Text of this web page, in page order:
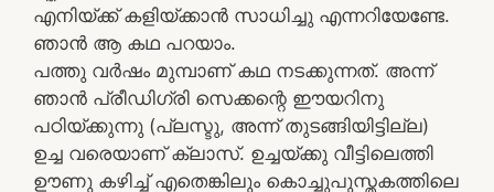
എനിയ്ക്ക് കളിയ്ക്കാൻ സാധിച്ചു എന്നറിയേണ്ടേ.
ഞാൻ ആ കഥ പറയാം.
പത്തു വർഷം മുമ്പാണ് കഥ നടക്കുന്നത്. അന്ന്
ഞാൻ പ്രീഡിഗ്രി സെക്കന്റെ ഈയറിനു
പഠിയ്ക്കുന്നു (പ്ലസ്ടു, അന്ന് തുടങ്ങിയിട്ടില്ല)
ഉച്ച വരെയാണ് ക്ലാസ്. ഉച്ചയ്ക്കു വീട്ടിലെത്തി
ഊണു കഴിച്ച് എതെങ്കിലും കൊച്ചുപുസ്തകത്തിലെ